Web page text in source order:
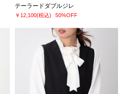
テーラードダブルジレ
￥12,100(税込) 50%OFF